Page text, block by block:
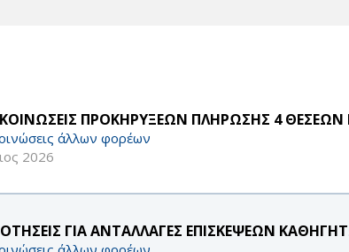
ΠΡΟΚΗΡΥΞΕΩΝ ΠΛΗΡΩΣΗΣ 4
άλλων φορέων
2026
ΓΙΑ ΑΝΤΑΛΛΑΓΕΣ ΕΠΙΣΚΕΨΕΩΝ